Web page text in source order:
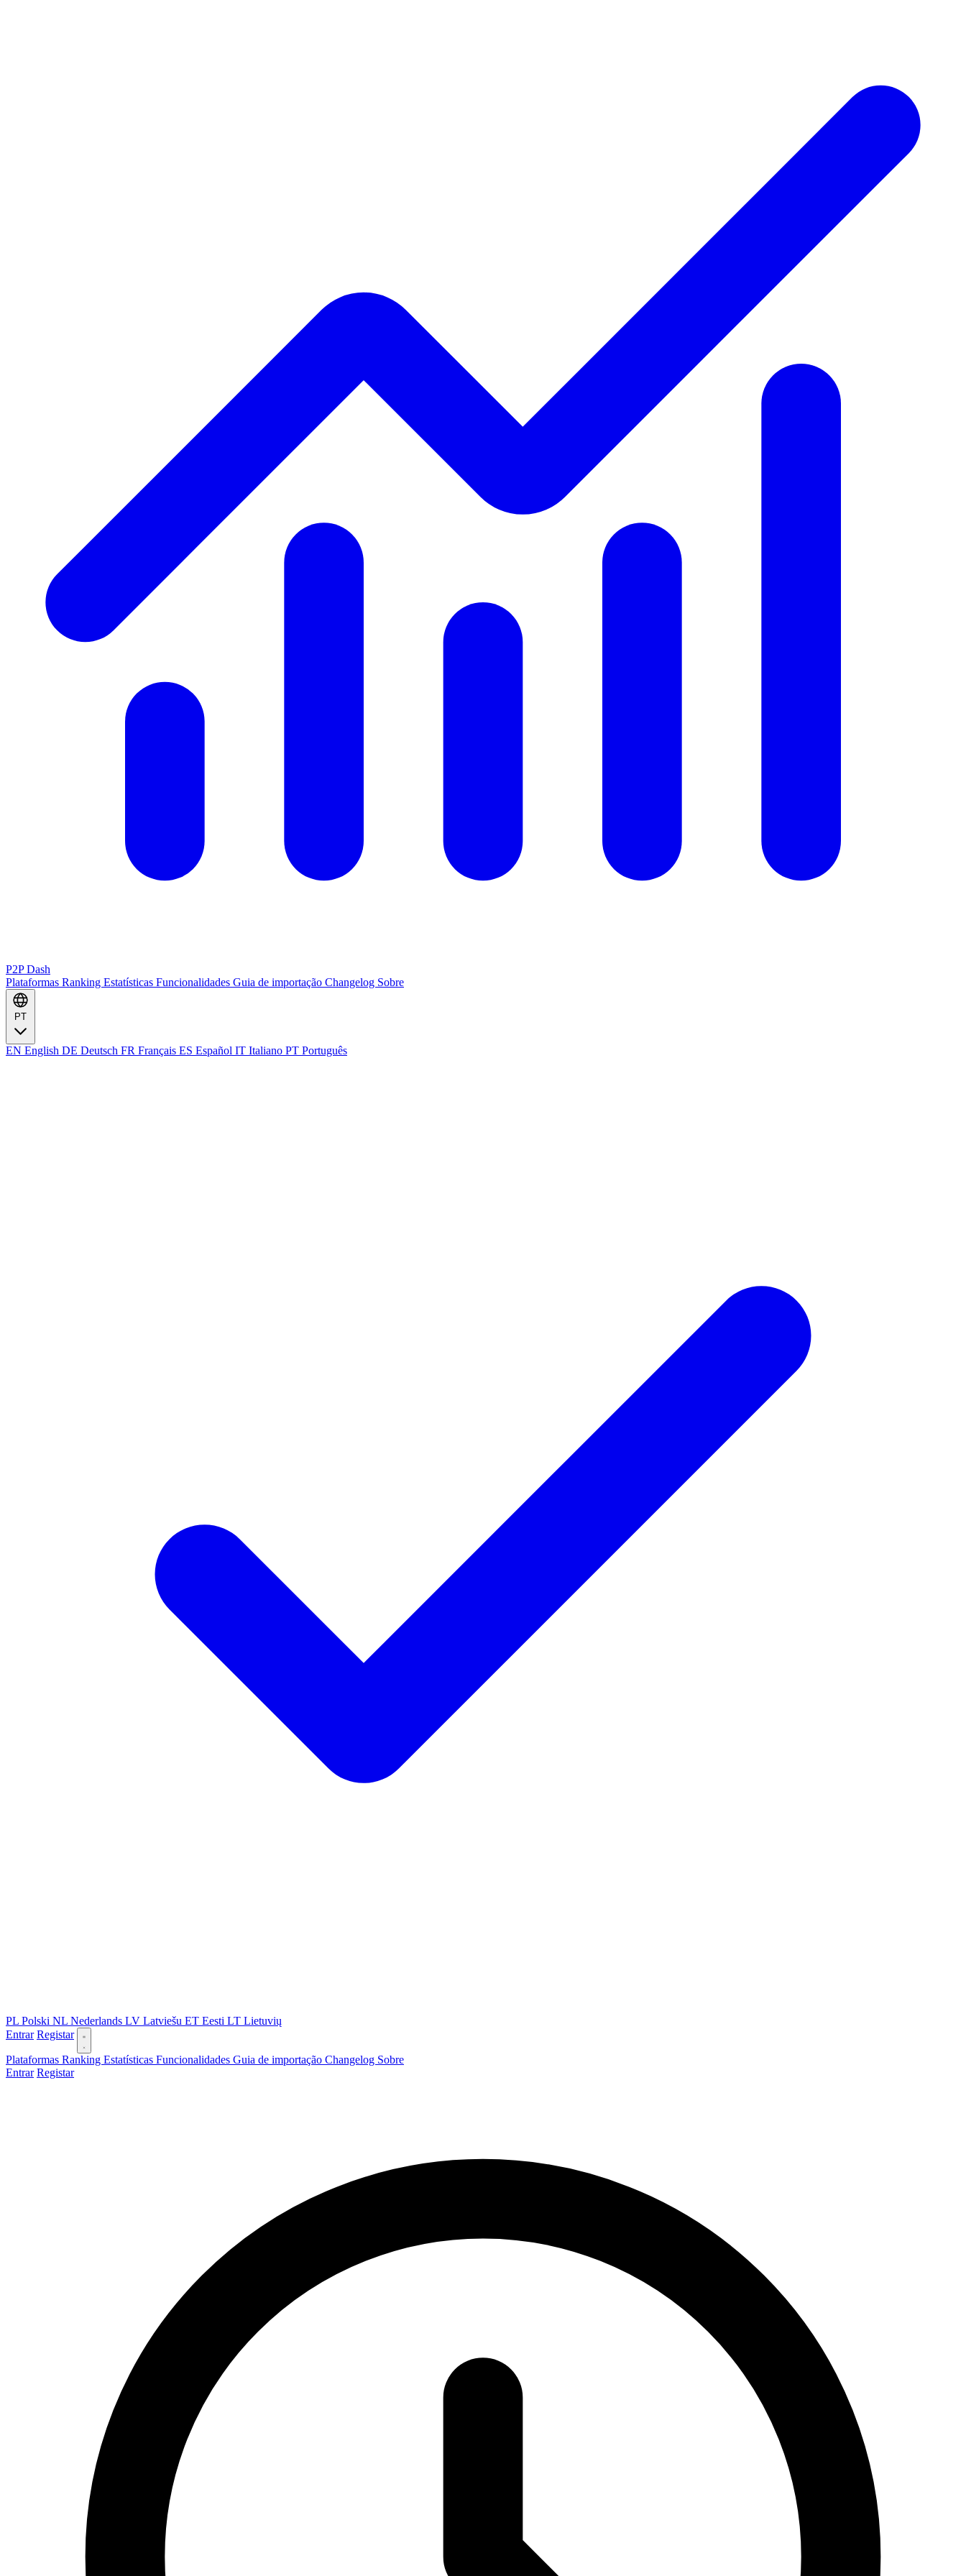
P2P Dash
Plataformas Ranking Estatísticas Funcionalidades Guia de importação Changelog Sobre
PT
EN English DE Deutsch FR Français ES Español IT Italiano PT Português
PL Polski NL Nederlands LV Latviešu ET Eesti LT Lietuvių
Entrar Registar
Plataformas Ranking Estatísticas Funcionalidades Guia de importação Changelog Sobre
Entrar Registar